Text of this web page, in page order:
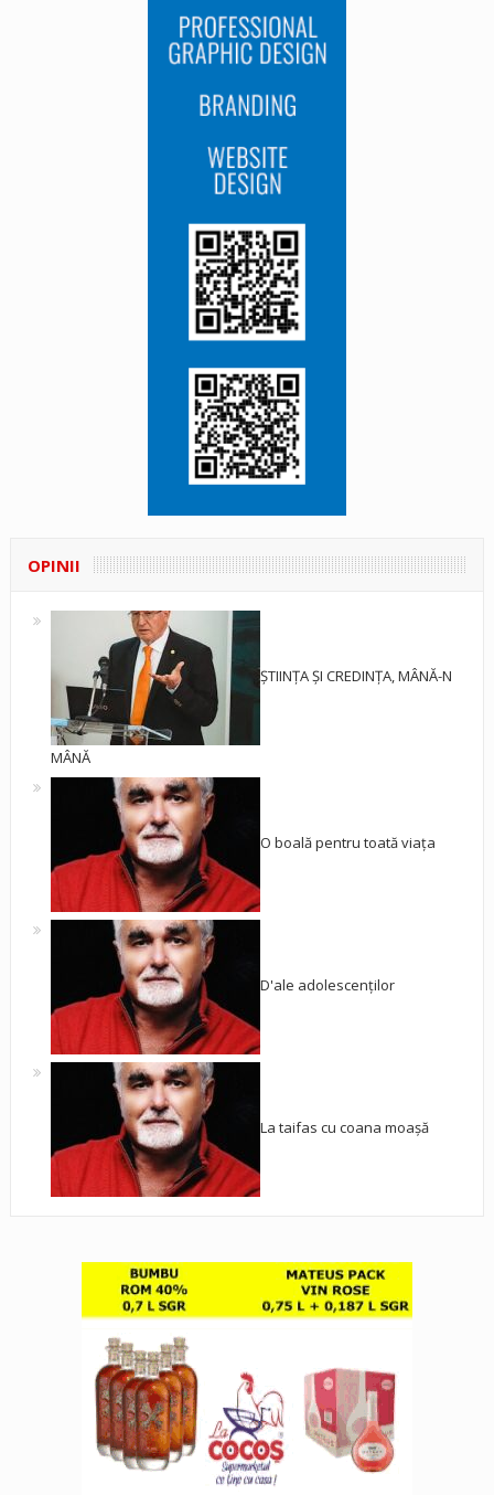
OPINII
ȘTIINȚA ȘI CREDINȚA, MÂNĂ-N
MÂNĂ
O boală pentru toată viața
D'ale adolescenților
La taifas cu coana moașă